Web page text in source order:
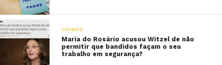
CRIMES
Maria do Rosário acusou Witzel de não
permitir que bandidos façam o seu
trabalho em segurança?